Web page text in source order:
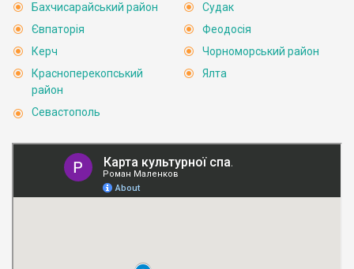
Бахчисарайський район
Євпаторія
Керч
Красноперекопський
район
Севастополь
Судак
Феодосія
Чорноморський район
Ялта